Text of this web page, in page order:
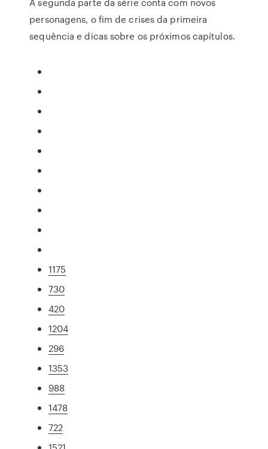
personagens, o fim de crises da primeira
sequência e dicas sobre os próximos capítulos.
1175
730
420
1204
296
1353
988
1478
722